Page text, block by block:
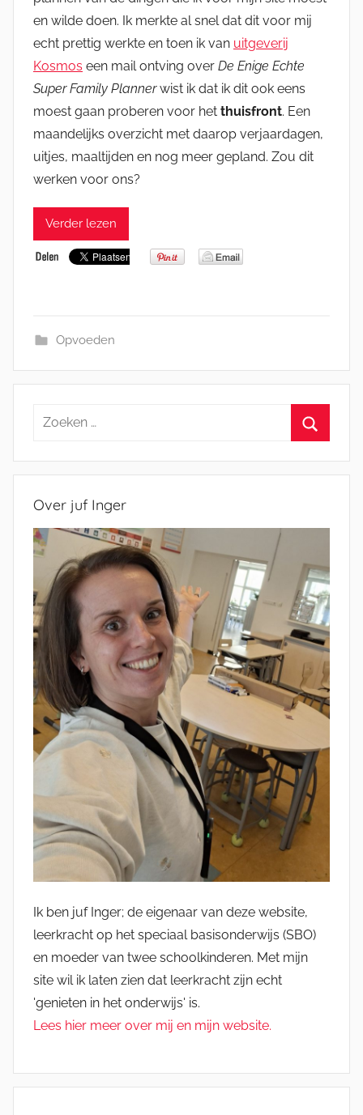
en wilde doen. Ik merkte al snel dat dit voor mij
echt prettig werkte en toen ik van uitgeverij
Kosmos een mail ontving over De Enige Echte
Super Family Plannerwist ik dat ik dit ook eens
moest gaan proberen voor het thuisfront. Een
maandelijks overzicht met daarop verjaardagen,
uitjes, maaltijden en nog meer gepland. Zou dit
werken voor ons?
Verder lezen
Opvoeden
Zoeken
Over juf Inger
Ik ben juf Inger; de eigenaar van deze website,
leerkracht op het speciaal basisonderwijs (SBO)
en moeder van twee schoolkinderen. Met mijn
site wil ik laten zien dat leerkracht zijn echt
'genieten in het onderwijs' is.
Lees hier meer over mij en mijn website.